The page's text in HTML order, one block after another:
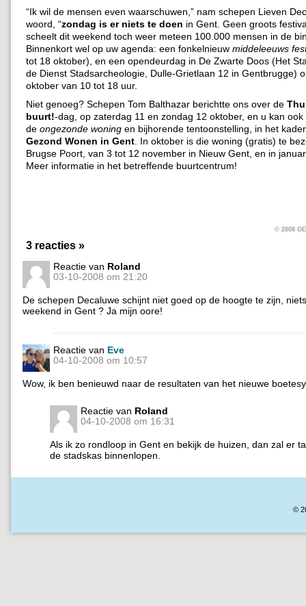
“Ik wil de mensen even waarschuwen,” nam schepen Lieven
woord, “zondag is er niets te doen in Gent. Geen groots
scheelt dit weekend toch weer meteen 100.000 mensen in de
Binnenkort wel op uw agenda: een fonkelnieuw middeleeuws
tot 18 oktober), en een opendeurdag in De Zwarte Doos (Het
de Dienst Stadsarcheologie, Dulle-Grietlaan 12 in Gentbrugge)
oktober van 10 tot 18 uur.
Niet genoeg? Schepen Tom Balthazar berichtte ons over de
buurt!-dag, op zaterdag 11 en zondag 12 oktober, en u kan
de ongezonde woning en bijhorende tentoonstelling, in het
Gezond Wonen in Gent. In oktober is die woning (gratis) te
Brugse Poort, van 3 tot 12 november in Nieuw Gent, en in
Meer informatie in het betreffende buurtcentrum!
© 2008
3 reacties »
Reactie van Roland
03-10-2008 om 21:20
De schepen Decaluwe schijnt niet goed op de hoogte te zijn,
weekend in Gent ? Ja mijn oore!
Reactie van Eve
04-10-2008 om 10:57
Wow, ik ben benieuwd naar de resultaten van het nieuwe
Reactie van Roland
04-10-2008 om 16:31
Als ik zo rondloop in Gent en bekijk de huizen, dan zal er
de stadskas binnenlopen.
©